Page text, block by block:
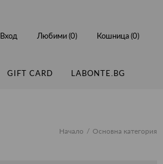
GIFT CARD LABONTE.BG
Вход Любими (0) Кошница (0)
Начало Основна категория